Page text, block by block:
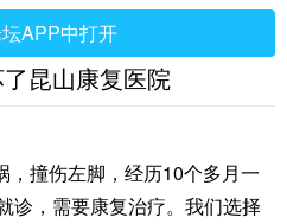
APP中打开
昆山康复医院
撞伤左脚，经历10个多月一
诊，需要康复治疗。我们选择